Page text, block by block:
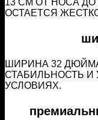
ОСТАЕТСЯ
ШИРИНА 32
СТАБИЛЬНОСТЬ
УСЛОВИЯХ.